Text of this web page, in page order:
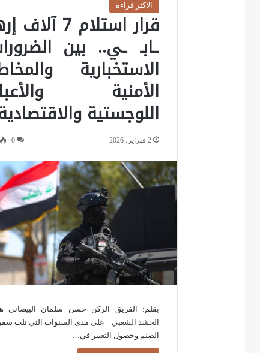
الاكثر قراءة
قرار استلام 7
ـابـ ـي.. بين
الاستخبارية
الأمنية
اللوجستية
2 فبراير، 2026 0
بقلم: الفريق الركن حسن سلمان البيضاني
الحشد الشعبي على مدى السنوات التي تلت
الصنم وحصول التغيير في…